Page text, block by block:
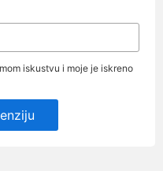
iskustvu i moje je iskreno